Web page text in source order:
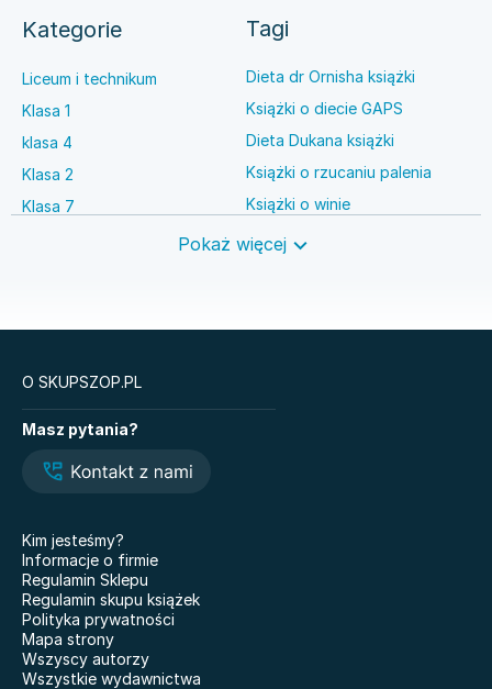
Kategorie
Liceum i technikum
Klasa 1
klasa 4
Klasa 2
Klasa 7
Tagi
Dieta dr Ornisha książki
Książki o diecie GAPS
Dieta Dukana książki
Książki o rzucaniu palenia
Książki o winie
Książki o anestezjologii
Książki
Legendy i Latte
Hazel Wood. Tom 1
Nauczyciele
Nie mówię żegnaj
Co wyszeptał nam deszcz
Właśnie że tak! Nigdy w
życiu! 20 lat później
Pokaż więcej
O SKUPSZOP.PL
Masz pytania?
Kim jesteśmy?
Informacje o firmie
Regulamin Sklepu
Regulamin skupu książek
Polityka prywatności
Mapa strony
Wszyscy autorzy
Wszystkie wydawnictwa